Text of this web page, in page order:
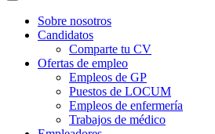
Sobre nosotros
Candidatos
Comparte tu CV
Ofertas de empleo
Empleos de GP
Puestos de LOCUM
Empleos de enfermería
Trabajos de médico